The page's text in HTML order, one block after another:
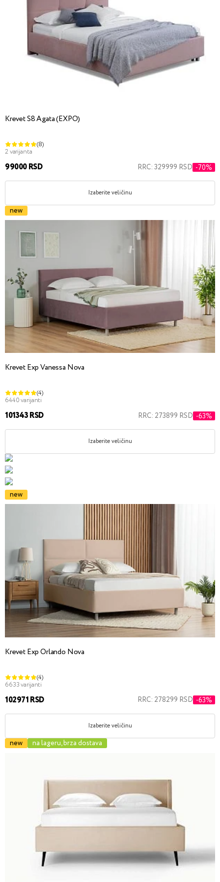
Krevet S8 Agata (EXPO)
(8)
2 varijanta
99000 RSD RRC: 329999 RSD -70%
Izaberite veličinu
new
Krevet Exp Vanessa Nova
(4)
6440 varijanti
101343 RSD RRC: 273899 RSD -63%
Izaberite veličinu
new
Krevet Exp Orlando Nova
(4)
6633 varijanti
102971 RSD RRC: 278299 RSD -63%
Izaberite veličinu
new na lageru, brza dostava